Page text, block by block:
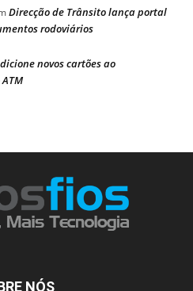
Direcção de Trânsito lança portal
rodoviários
novos cartões ao
NÓS